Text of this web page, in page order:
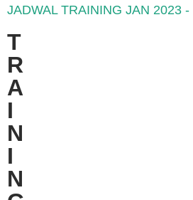
JADWAL TRAINING JAN 2023
T
R
A
I
N
I
N